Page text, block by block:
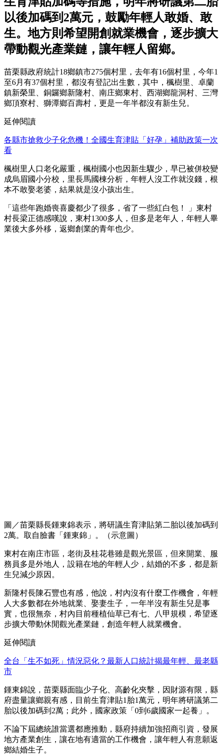
以後加碼到2萬元，鼓勵年輕人敢婚、敢
生。地方則希望開創就業機會，逐步擴大
帶動觀光產業鏈，讓年輕人留鄉。
苗栗縣政府統計18鄉鎮市275個村里，去年有16個村里，今年1
至6月有37個村里，都沒有登記出生數，其中，楓樹里、卓蘭
鎮新榮里、銅鑼鄉新隆村、南庄鄉東村、西湖鄉龍洞村、三灣
鄉頂寮村、獅潭鄉百壽村，更是一年半都沒有新生兒。
延伸閱讀
各縣市搶救少子化危機！全國生育津貼「好孕」補助政策一次
看
楓樹里人口老化嚴重，楓樹國小也因新生驟少，早已被併校變
成烏眉國小分校，里長馬國棟分析，年輕人沒工作就沒錢，根
本不敢娶老婆，結果就是沒小孩出生。
「這些年跑婚喪喜慶都少了很多，省了一些紅白包！ 」東村
村長梁正德感嘆說，東村1300多人，但多是老年人，年輕人畢
業後大多外移，返鄉創業的青年也少。
圖／苗栗縣長鍾東錦表示，將研議生育津貼第二胎以後加碼到
2萬。取自臉書「鍾東錦」。（示意圖）
東村在南庄市區，老街及桂花巷雖是觀光景區，但來開業、服
務員多是外地人，設籍在地的年輕人少，結婚的不多，都是新
生兒減少原因。
新隆村長陳石豐也有感，他說，村內沒有什麼工作機會，年輕
人大多數都在外地就業、娶妻生子，一年半沒有新生兒是事
實，也很無奈，村內目前種植仙草已有七、八甲規模，希望逐
步擴大帶動休閒觀光產業鏈，創造年輕人就業機會。
延伸閱讀
全台「生不如死」情況惡化？最新人口統計揭最年輕、最老縣
市
鍾東錦說，苗栗縣面臨少子化、高齡化夾擊，因財源有限，縣
府盡量讓鄉親有感，目前生育津貼1胎1萬元，明年將研議第二
胎以後加碼到2萬；此外，國家政策「0到6歲國家一起養」。
不論下屆總統誰當選都應推動，縣府持續加強招商引資，發展
地方產業創生，讓在地有適當的工作機會，讓年輕人有意願返
鄉結婚生子。